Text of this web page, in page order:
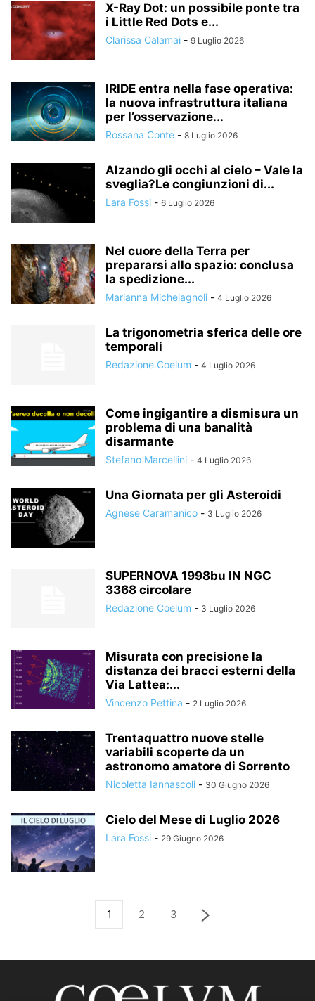
X-Ray Dot: un possibile ponte tra
i Little Red Dots e...
Clarissa Calamai - 9 Luglio 2026
IRIDE entra nella fase operativa:
la nuova infrastruttura italiana
per l’osservazione...
Rossana Conte - 8 Luglio 2026
Alzando gli occhi al cielo – Vale la
sveglia?Le congiunzioni di...
Lara Fossi - 6 Luglio 2026
Nel cuore della Terra per
prepararsi allo spazio: conclusa
la spedizione...
Marianna Michelagnoli - 4 Luglio 2026
La trigonometria sferica delle ore
temporali
Redazione Coelum - 4 Luglio 2026
Come ingigantire a dismisura un
problema di una banalità
disarmante
Stefano Marcellini - 4 Luglio 2026
Una Giornata per gli Asteroidi
Agnese Caramanico - 3 Luglio 2026
SUPERNOVA 1998bu IN NGC
3368 circolare
Redazione Coelum - 3 Luglio 2026
Misurata con precisione la
distanza dei bracci esterni della
Via Lattea:...
Vincenzo Pettina - 2 Luglio 2026
Trentaquattro nuove stelle
variabili scoperte da un
astronomo amatore di Sorrento
Nicoletta Iannascoli - 30 Giugno 2026
Cielo del Mese di Luglio 2026
Lara Fossi - 29 Giugno 2026
1 2 3